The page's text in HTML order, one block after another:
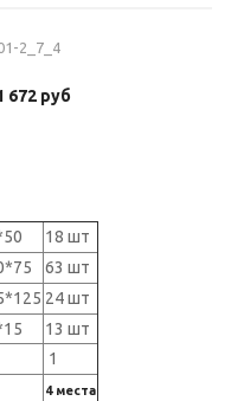
2_7_4
672 руб
18 шт
63 шт
24 шт
13 шт
1
4 места